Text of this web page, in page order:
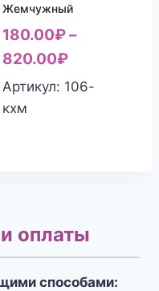
Жемчужный
180.00₽–
820.00₽
Артикул: 106-
кхм
оплаты
способами: